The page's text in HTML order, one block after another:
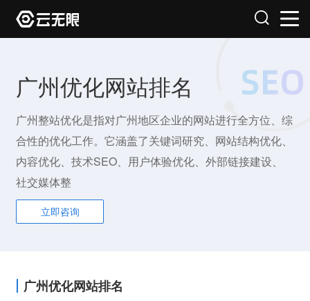
广州优化网站排名
广州整站优化是指对广州地区企业的网站进行全方位、综
合性的优化工作。它涵盖了关键词研究、网站结构优化、
内容优化、技术SEO、用户体验优化、外部链接建设、
社交媒体整
立即咨询
广州优化网站排名